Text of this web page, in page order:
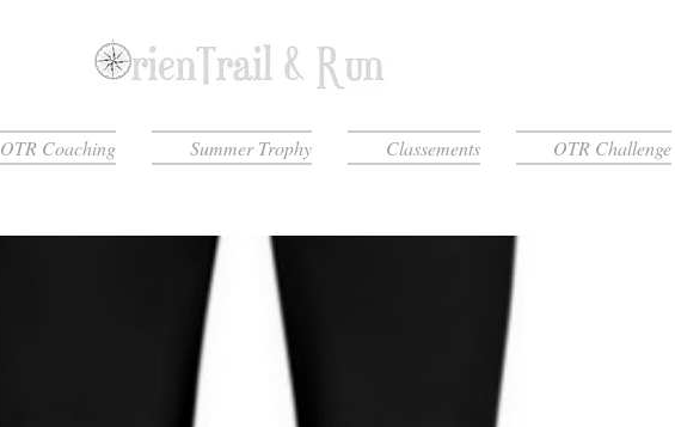
OTR Coaching Summer Trophy Classements OTR Challenge